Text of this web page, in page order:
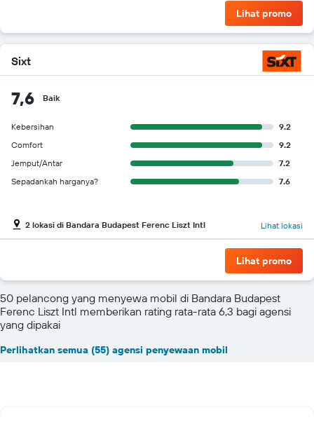
Lihat promo
Sixt
7,6 Baik
Kebersihan
9.2
Comfort
9.2
Jemput/Antar
7.2
Sepadankah harganya?
7.6
2 lokasi di Bandara Budapest Ferenc Liszt Intl Lihat lokasi
Lihat promo
50 pelancong yang menyewa mobil di Bandara Budapest
Ferenc Liszt Intl memberikan rating rata-rata 6,3 bagi agensi
yang dipakai
Perlihatkan semua (55) agensi penyewaan mobil